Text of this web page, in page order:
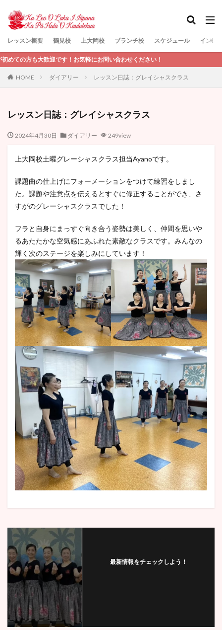
レッスン概要 鶴見校 上大岡校 ブランチ校 スケジュール インス
歓迎です！お気軽にお問い合わせください！
HOME ダイアリー レッスン日誌：グレイシャスクラス
レッスン日誌：グレイシャスクラス
2024年4月30日 ダイアリー 249view
上大岡校土曜グレーシャスクラス担当Ayanoです。
課題曲の仕上げにフォーメーションをつけて練習をしまし
た。課題や注意点を伝えるとすぐに修正することができ、さ
すがのグレーシャスクラスでした！
フラと自身にまっすぐ向き合う姿勢は美しく、仲間を思いや
るあたたかな空気感にあふれた素敵なクラスです。みんなの
輝く次のステージを楽しみにしています！
最新情報をチェックしよう！
検索